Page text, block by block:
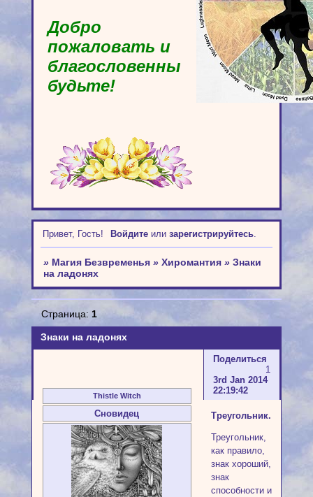
Добро
пожаловать и
благословенны
будьте!
Привет, Гость! Войдитеили зарегистрируйтесь.
» Магия Безвременья » Хиромантия » Знаки
на ладонях
Знаки на ладонях
Страница: 1
Поделиться
1
3rd Jan 2014
22:19:42
Thistle Witch
Сновидец Треугольник.
Треугольник,
как правило,
знак хороший,
знак
способности и